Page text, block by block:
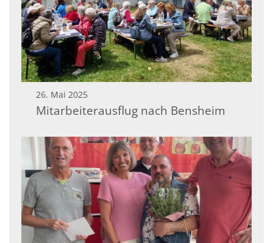
26. Mai 2025
Mitarbeiterausflug nach Bensheim